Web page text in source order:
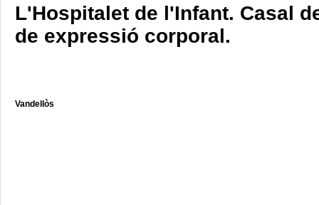
L'Hospitalet de l'Infant. Casal
de expressió corporal.
Vandellòs